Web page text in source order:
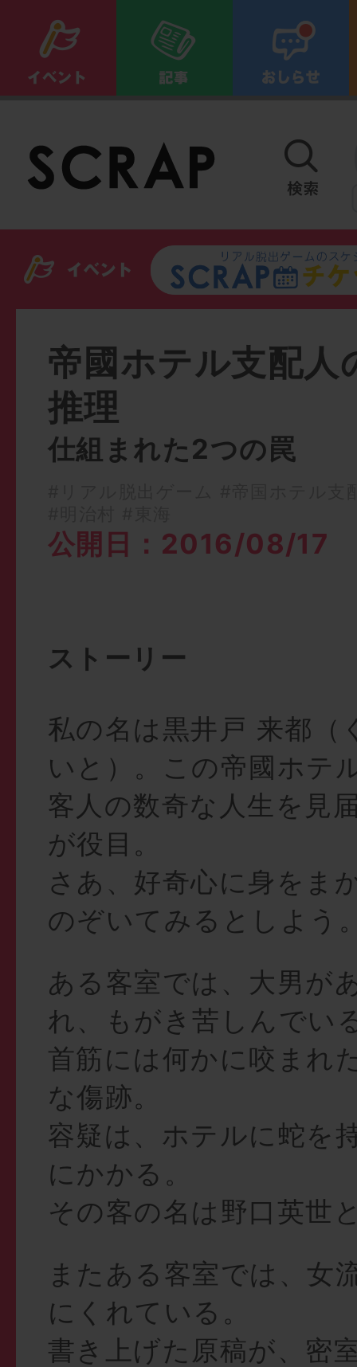
帝國ホテル支配人
推理
仕組まれた2つの罠
公開日：2016/08/17
ストーリー
私の名は黒井戸 来都（
いと）。この帝國ホテ
客人の数奇な人生を見
が役目。
さあ、好奇心に身をま
のぞいてみるとしよう
ある客室では、大男が
れ、もがき苦しんでい
首筋には何かに咬まれ
な傷跡。
容疑は、ホテルに蛇を
にかかる。
その客の名は野口英世
またある客室では、女
にくれている。
書き上げた原稿が、密